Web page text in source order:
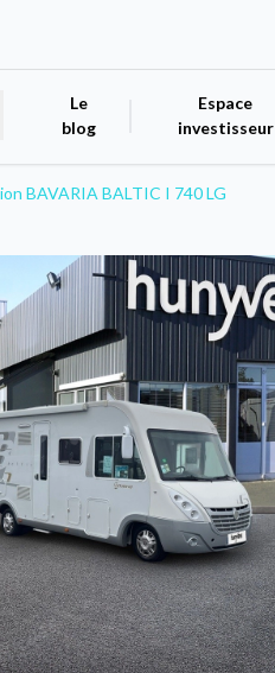
Le
blog
Espace
investisseur
BAVARIA BALTIC I 740 LG